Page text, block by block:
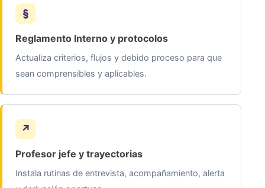
Reglamento Interno y protocolos
Actualiza criterios, flujos y debido proceso para que
sean comprensibles y aplicables.
Profesor jefe y trayectorias
Instala rutinas de entrevista, acompañamiento, alerta